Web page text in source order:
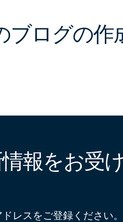
ブログの作
報をお受
ドレスをご登録ください